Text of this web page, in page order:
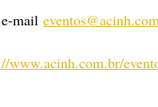
mail
www.acinh.com.br/